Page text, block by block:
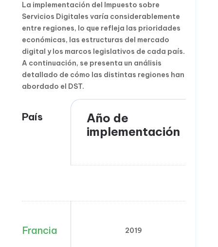
La implementación del Impuesto sobre
Servicios Digitales varía considerablemente
entre regiones, lo que refleja las prioridades
económicas, las estructuras del mercado
digital y los marcos legislativos de cada país.
A continuación, se presenta un análisis
detallado de cómo las distintas regiones han
abordado el DST.
País
Año de
implementación
Francia 2019